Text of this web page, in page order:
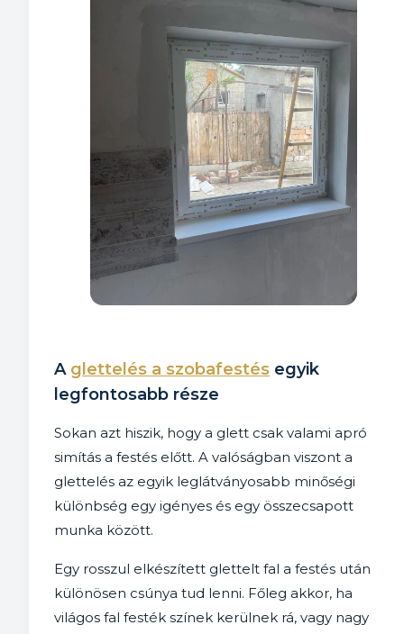
A glettelés a szobafestés egyik
legfontosabb része
Sokan azt hiszik, hogy a glett csak valami apró
simítás a festés előtt. A valóságban viszont a
glettelés az egyik leglátványosabb minőségi
különbség egy igényes és egy összecsapott
munka között.
Egy rosszul elkészített glettelt fal a festés után
különösen csúnya tud lenni. Főleg akkor, ha
világos fal festék színek kerülnek rá, vagy nagy